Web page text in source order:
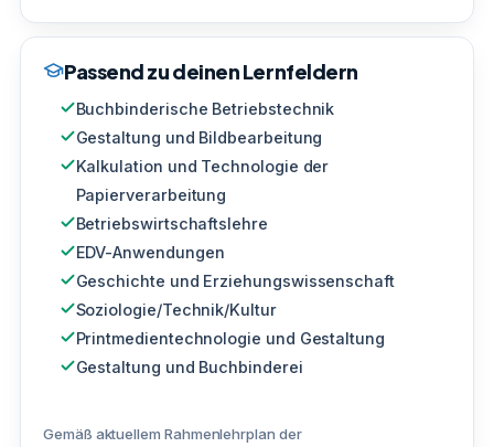
Passend zu deinen Lernfeldern
Buchbinderische Betriebstechnik
Gestaltung und Bildbearbeitung
Kalkulation und Technologie der
Papierverarbeitung
Betriebswirtschaftslehre
EDV-Anwendungen
Geschichte und Erziehungswissenschaft
Soziologie/Technik/Kultur
Printmedientechnologie und Gestaltung
Gestaltung und Buchbinderei
Gemäß aktuellem Rahmenlehrplan der